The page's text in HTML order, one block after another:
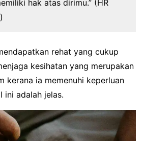
hak atas dirimu.” (HR
rehat yang cukup
kesihatan yang merupakan
kerana ia memenuhi keperluan
ini adalah jelas.